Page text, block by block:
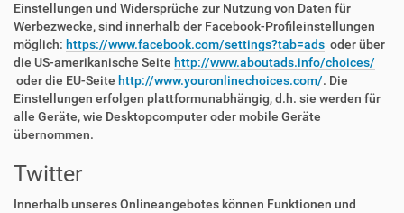
Einstellungen und Widersprüche zur Nutzung von Daten für
Werbezwecke, sind innerhalb der Facebook-Profileinstellungen
möglich: https://www.facebook.com/settings?tab=ads oder über
die US-amerikanische Seite http://www.aboutads.info/choices/
oder die EU-Seite http://www.youronlinechoices.com/. Die
Einstellungen erfolgen plattformunabhängig, d.h. sie werden für
alle Geräte, wie Desktopcomputer oder mobile Geräte
übernommen.
Twitter
Innerhalb unseres Onlineangebotes können Funktionen und